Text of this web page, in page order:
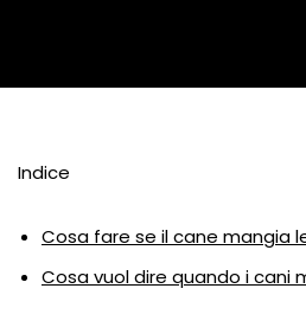
Indice
Cosa fare se il cane mangia
Cosa vuol dire quando i cani